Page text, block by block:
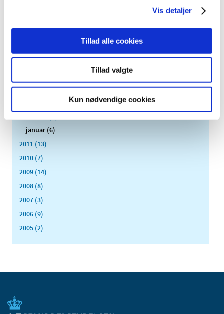
Vis detaljer
Tillad alle cookies
Tillad valgte
Kun nødvendige cookies
september (7)
juli (5)
april (3)
januar (6)
2011 (13)
2010 (7)
2009 (14)
2008 (8)
2007 (3)
2006 (9)
2005 (2)